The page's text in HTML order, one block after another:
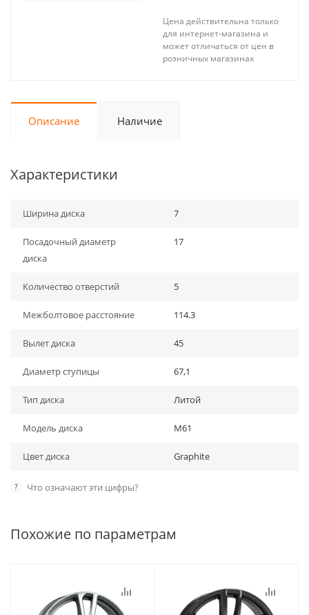
Цена действительна только
для интернет-магазина и
может отличаться от цен в
розничных магазинах
Описание Наличие
Характеристики
Ширина диска 7
Посадочный диаметр
диска
17
Количество отверстий 5
Межболтовое расстояние 114.3
Вылет диска 45
Диаметр ступицы 67,1
Тип диска Литой
Модель диска M61
Цвет диска Graphite
? Что означают эти цифры?
Похожие по параметрам